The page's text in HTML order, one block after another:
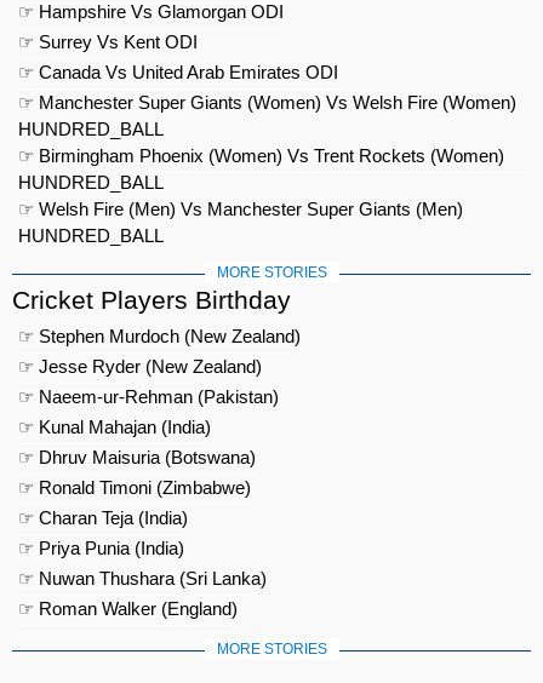
☞ Hampshire Vs Glamorgan ODI
☞ Surrey Vs Kent ODI
☞ Canada Vs United Arab Emirates ODI
☞ Manchester Super Giants (Women) Vs Welsh Fire (Women)
HUNDRED_BALL
☞ Birmingham Phoenix (Women) Vs Trent Rockets (Women)
HUNDRED_BALL
☞ Welsh Fire (Men) Vs Manchester Super Giants (Men)
HUNDRED_BALL
MORE STORIES
Cricket Players Birthday
☞ Stephen Murdoch (New Zealand)
☞ Jesse Ryder (New Zealand)
☞ Naeem-ur-Rehman (Pakistan)
☞ Kunal Mahajan (India)
☞ Dhruv Maisuria (Botswana)
☞ Ronald Timoni (Zimbabwe)
☞ Charan Teja (India)
☞ Priya Punia (India)
☞ Nuwan Thushara (Sri Lanka)
☞ Roman Walker (England)
MORE STORIES